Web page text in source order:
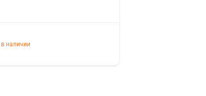
в наличии